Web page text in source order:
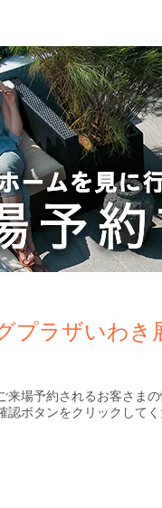
プラザいわき
来場予約されるお客さまの
認ボタンをクリックしてく